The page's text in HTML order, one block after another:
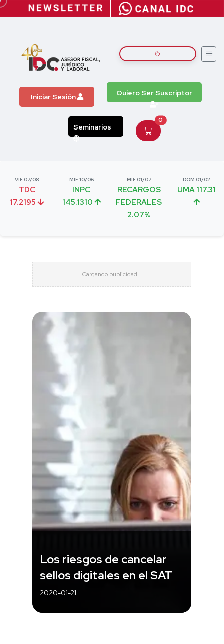
Iniciar Sesión Quiero Ser Suscriptor
Seminarios
0
VIE 07/08
TDC
17.2195
MIE 10/06
INPC
145.1310
MIE 01/07
RECARGOS
FEDERALES
2.07%
DOM 01/02
UMA 117.31
Los riesgos de cancelar
sellos digitales en el SAT
2020-01-21